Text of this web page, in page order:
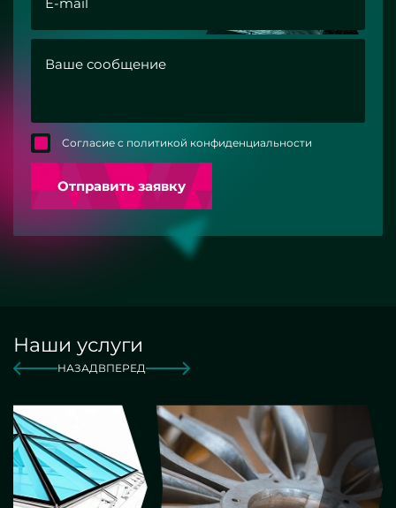
Согласие с политикой конфиденциальности
Отправить заявку
Наши услуги
НАЗАДВПЕРЕД